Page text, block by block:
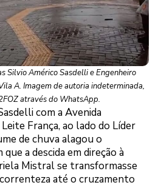
Silvio Américo Sasdelli e Engenheiro
A. Imagem de autoria indeterminada,
através do WhatsApp.
com a Avenida
França, ao lado do Líder
de chuva alagou o
a descida em direção à
Mistral se transformasse
até o cruzamento